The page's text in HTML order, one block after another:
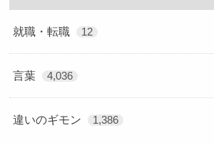
就職・転職 12
言葉 4,036
違いのギモン 1,386